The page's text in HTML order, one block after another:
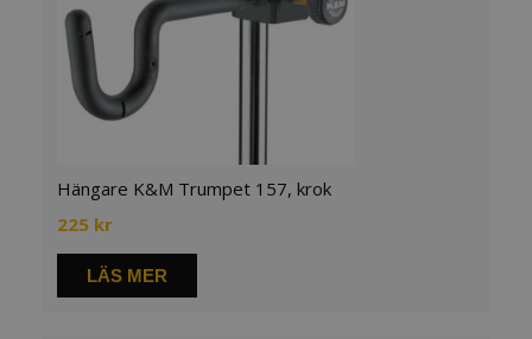
Hängare K&M Trumpet 157, krok
225 kr
LÄS MER